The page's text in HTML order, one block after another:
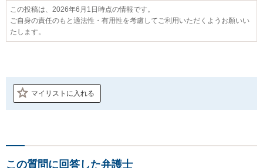
この投稿は、2026年6月1日時点の情報です。
ご自身の責任のもと適法性・有用性を考慮してご利用いただくようお願いい
たします。
マイリストに入れる
この質問に回答した弁護士